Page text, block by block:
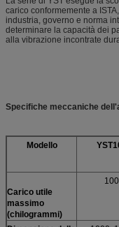
carico conformemente a
industria, governo e norma
determinare la capacità dei
alla vibrazione incontrate
Specifiche meccaniche
Modello
Carico utile
massimo
(chilogrammi)
100